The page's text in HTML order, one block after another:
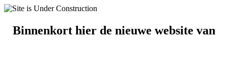
Binnenkort hier de nieuwe website van